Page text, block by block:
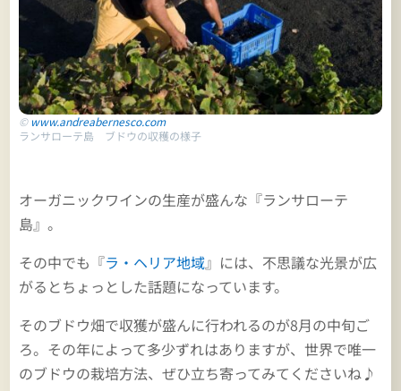
© www.andreabernesco.com
ランサローテ島 ブドウの収穫の様子
オーガニックワインの生産が盛んな『ランサローテ
島』。
その中でも『ラ・ヘリア地域』には、不思議な光景が広
がるとちょっとした話題になっています。
そのブドウ畑で収獲が盛んに行われるのが8月の中旬ご
ろ。その年によって多少ずれはありますが、世界で唯一
のブドウの栽培方法、ぜひ立ち寄ってみてくださいね♪